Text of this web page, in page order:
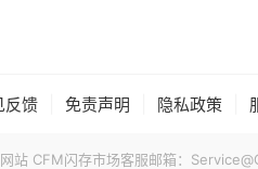
反馈 免责声明 隐私政策
站 CFM闪存市场客服邮箱：